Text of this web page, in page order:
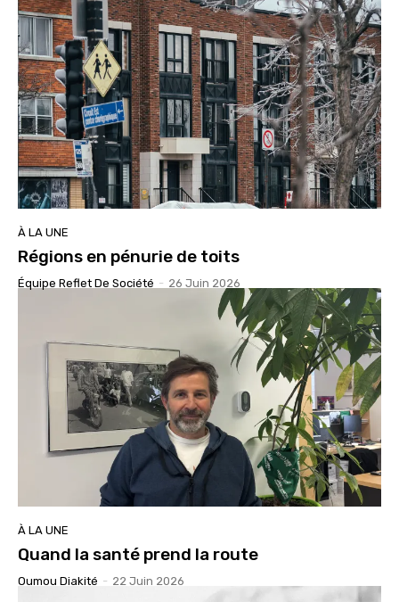
À LA UNE
Régions en pénurie de toits
Équipe Reflet De Société - 26 Juin 2026
À LA UNE
Quand la santé prend la route
Oumou Diakité - 22 Juin 2026